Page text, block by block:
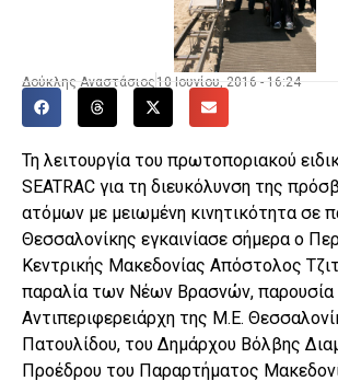
Δούκλης Αναστάσιος 10 Ιουνίου, 2016 - 16:24
Τη λειτουργία του πρωτοποριακού
SEATRAC για τη διευκόλυνση της
ατόμων με μειωμένη κινητικότητα σε
Θεσσαλονίκης εγκαινίασε σήμερα ο
Κεντρικής Μακεδονίας Απόστολος
παραλία των Νέων Βρασνών, παρουσία
Αντιπεριφερειάρχη της Μ.Ε.
Πατουλίδου, του Δημάρχου Βόλβης
Προέδρου του Παραρτήματος